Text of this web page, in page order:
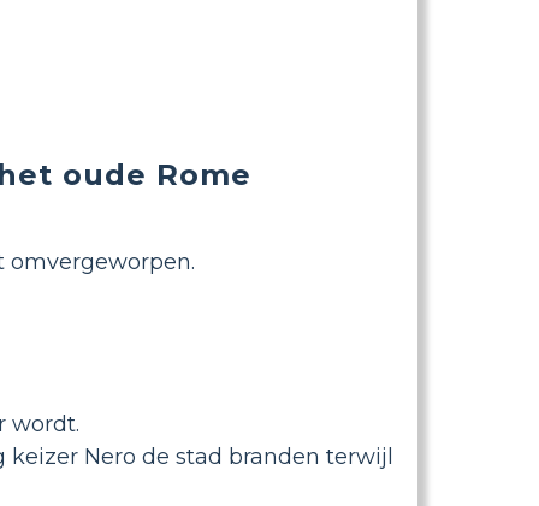
oude Rome
omvergeworpen.
wordt.
keizer Nero de stad branden terwijl